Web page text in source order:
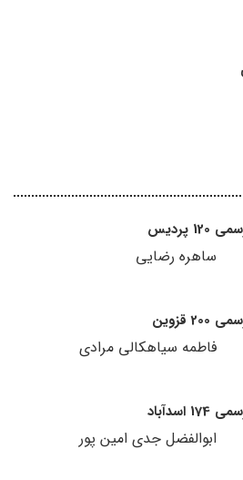
پردیس
ساهره رضایی
قزوین
فاطمه سیاهکالی مرادی
ابوالفضل جدی امین پور